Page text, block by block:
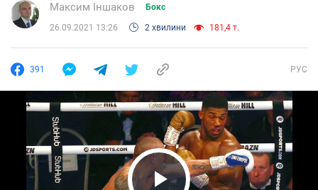
Максим Іншаков Бокс
26.09.2021 13:26 2 хвилини 181,4 т.
391 РУС